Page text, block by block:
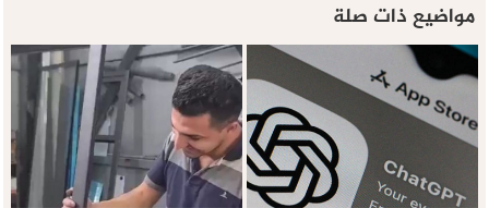
مواضيع ذات صلة